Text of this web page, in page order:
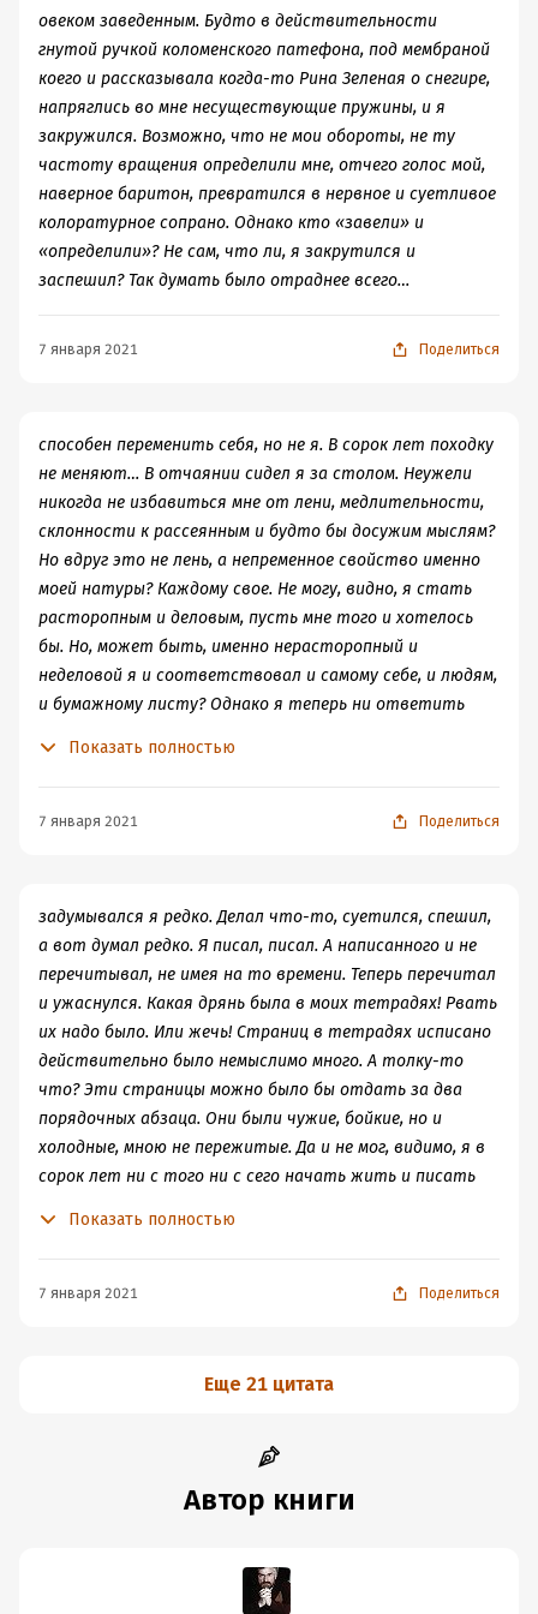
Валя, а из второстепенных насмешили эпизодические,
мерзенькие, но яркие Лошаки, сочный такой типаж)),
каждый со своей изюминкой и с подробным
изложением их жизненного пути, и главная идея книги.
На обычных людей сваливаются воистину
неограниченные возможности. Кто и как ими
распорядится?
*Из грязи в князи*, что называется. Эта мысль
обыгрывается автором многократно, в разных
вариациях. У кого крышу сорвет ветрами перемен, а
деньги. От переселения душ и испытания низменных
удовольствий до получения в прокат малых рек и
наемного кота. А уж финальные народные гуляния с
чествованием водонапорной башни и достижений
Института Хвостов…) Хотя от отдела под названием -
*Ты этого хотел. Но сам делать не стал бы* - в дрожь
бросает. Сатирическая комедия плавно переходит в
полнейший абсурд, фарс и трагедию. Тучи сгущаются
над Останкино в прямом и переносном смысле.
Минусы книги, на мой взгляд, - излишняя растянутость
и неровная подача. Ок, автор, ты решил нам устроить
впихнул в текст. Посреди разных чудес и
московских двориках, улочках, довоенном и раннем
послевоенном быте. Чуть ли не каждый герой
периодически проваливается в воспоминания о
детстве. В умеренных дозах все эти личные мелочи
могут быть интересны, но тут явный перебор. Сюжет
не настолько бодр и энергичен, чтобы остужать градус
накала страстей подобными вставками. Идеального
баланса действия и спокойствия Орлов не смог
добиться.
А при чём тут Аптекарь спросите вы? Да почти и ни при
слабохарактерная тряпочка. Про таких говорят - *ни
И даже при наличии всех минусов книга понравилась.
овеком заведенным. Будто в действительности
гнутой ручкой коломенского патефона, под мембраной
коего и рассказывала когда-то Рина Зеленая о снегире,
напряглись во мне несуществующие пружины, и я
закружился. Возможно, что не мои обороты, не ту
частоту вращения определили мне, отчего голос мой,
наверное баритон, превратился в нервное и суетливое
колоратурное сопрано. Однако кто «завели» и
«определили»? Не сам, что ли, я закрутился и
заспешил? Так думать было отраднее всего…
7 января 2021 Поделиться
способен переменить себя, но не я. В сорок лет походку
не меняют… В отчаянии сидел я за столом. Неужели
никогда не избавиться мне от лени, медлительности,
склонности к рассеянным и будто бы досужим мыслям?
Но вдруг это не лень, а непременное свойство именно
моей натуры? Каждому свое. Не могу, видно, я стать
расторопным и деловым, пусть мне того и хотелось
бы. Но, может быть, именно нерасторопный и
неделовой я и соответствовал и самому себе, и людям,
и бумажному листу? Однако я теперь ни ответить
Показать полностью
7 января 2021 Поделиться
задумывался я редко. Делал что-то, суетился, спешил,
а вот думал редко. Я писал, писал. А написанного и не
перечитывал, не имея на то времени. Теперь перечитал
и ужаснулся. Какая дрянь была в моих тетрадях! Рвать
их надо было. Или жечь! Страниц в тетрадях исписано
действительно было немыслимо много. А толку-то
что? Эти страницы можно было бы отдать за два
порядочных абзаца. Они были чужие, бойкие, но и
холодные, мною не пережитые. Да и не мог, видимо, я в
сорок лет ни с того ни с сего начать жить и писать
Показать полностью
7 января 2021 Поделиться
Еще 21 цитата
Автор книги